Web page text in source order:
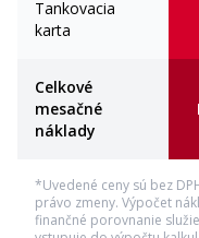
Elektrické otváranie kufra s
virtuálnym pedálom a Easy
Close
Tankovacia
karta
Celkové
mesačné
náklady
*Uvedené ceny sú bez
právo zmeny. Výpočet
finančné porovnanie